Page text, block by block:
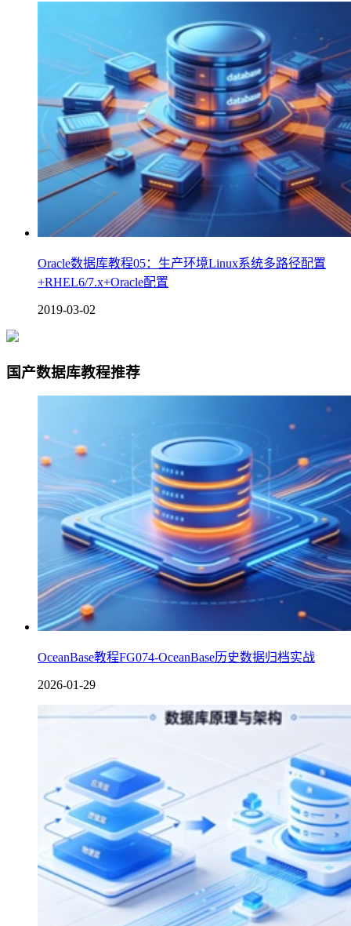
Oracle数据库教程05：生产环境Linux系统多路径配置
+RHEL6/7.x+Oracle配置
2019-03-02
国产数据库教程推荐
OceanBase教程FG074-OceanBase历史数据归档实战
2026-01-29